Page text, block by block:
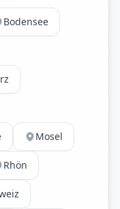
Bodensee
Mosel
Rhön